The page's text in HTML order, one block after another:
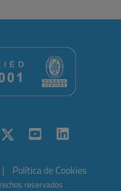
Política de Cookies
reservados